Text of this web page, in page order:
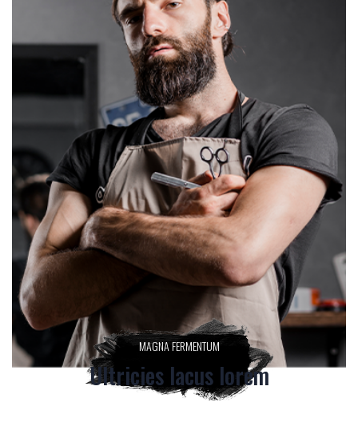
MAGNA FERMENTUM
Ultricies lacus lorem